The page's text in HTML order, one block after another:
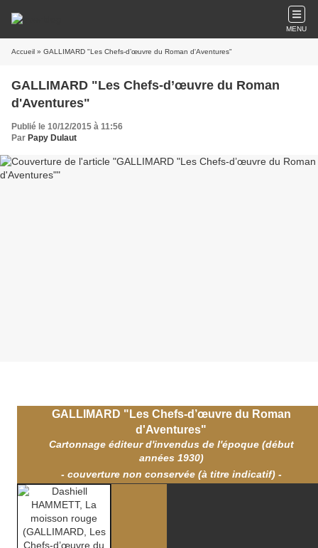
MENU
Accueil » GALLIMARD "Les Chefs-d’œuvre du Roman d'Aventures"
GALLIMARD "Les Chefs-d’œuvre du Roman
d'Aventures"
Publié le 10/12/2015 à 11:56
Par Papy Dulaut
GALLIMARD "Les Chefs-d’œuvre du Roman
d'Aventures"
Cartonnage éditeur d'invendus de l'époque (début
années 1930)
- couverture non conservée (à titre indicatif) -